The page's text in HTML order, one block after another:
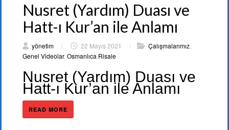
Nusret (Yardım) Duası ve
Hatt-ı Kur’an ile Anlamı
yönetim / 22 Mayıs 2021 / Çalışmalarımız
Genel Videolar, Osmanlıca Risale
Nusret (Yardım) Duası ve
Hatt-ı Kur’an ile Anlamı
READ MORE